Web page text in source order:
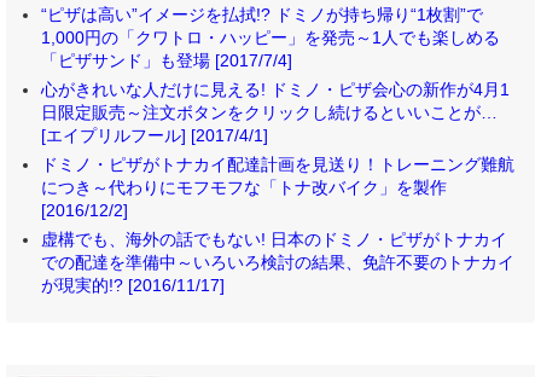
“ピザは高い”イメージを払拭!? ドミノが持ち帰り“1枚割”で
1,000円の「クワトロ・ハッピー」を発売～1人でも楽しめる
「ピザサンド」も登場 [2017/7/4]
心がきれいな人だけに見える! ドミノ・ピザ会心の新作が4月1
日限定販売～注文ボタンをクリックし続けるといいことが…
[エイプリルフール] [2017/4/1]
ドミノ・ピザがトナカイ配達計画を見送り！トレーニング難航
につき～代わりにモフモフな「トナ改バイク」を製作
[2016/12/2]
虚構でも、海外の話でもない! 日本のドミノ・ピザがトナカイ
での配達を準備中～いろいろ検討の結果、免許不要のトナカイ
が現実的!? [2016/11/17]